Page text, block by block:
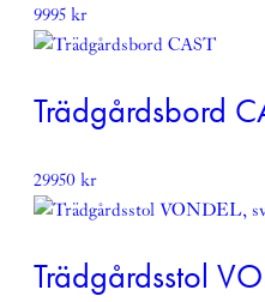
9995kr
Trädgårdsbord
29950kr
Trädgårdsstol